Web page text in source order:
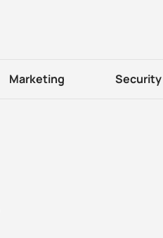
Marketing Security